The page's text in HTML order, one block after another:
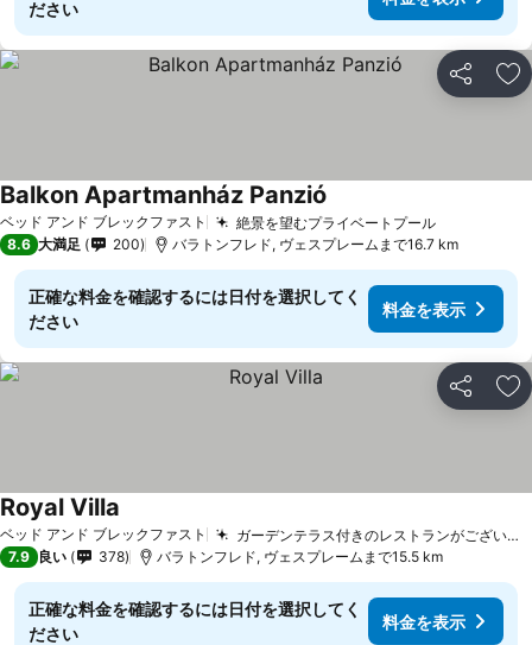
ださい
シェア お
ベッド アンド ブレックファスト 絶景を望むプライベートプール
Balkon Apartmanház Panzió
8.6 大満足 200 バラトンフレド, ヴェスプレームまで16.7 km
正確な料金を確認するには日付を選択してく
ださい
料金を表示
シェア お
ベッド アンド ブレックファスト ガーデンテラス付きのレストランがございます
Royal Villa
7.9 良い 378 バラトンフレド, ヴェスプレームまで15.5 km
正確な料金を確認するには日付を選択してく
ださい
料金を表示